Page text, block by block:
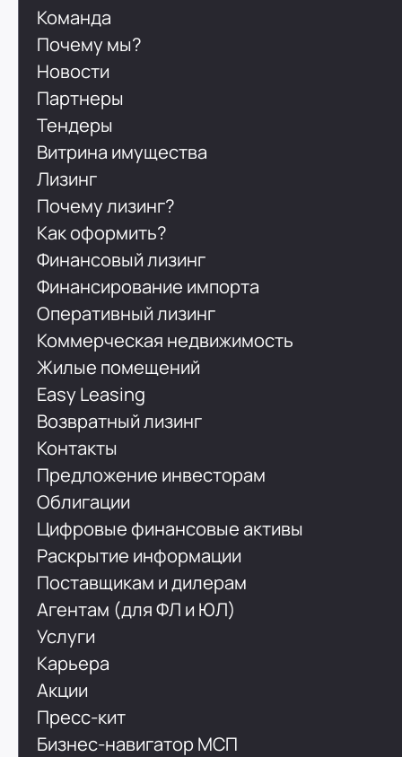
Команда
Почему мы?
Новости
Партнеры
Тендеры
Витрина имущества
Лизинг
Почему лизинг?
Как оформить?
Финансовый лизинг
Финансирование импорта
Оперативный лизинг
Коммерческая недвижимость
Жилые помещений
Easy Leasing
Возвратный лизинг
Контакты
Предложение инвесторам
Облигации
Цифровые финансовые активы
Раскрытие информации
Поставщикам и дилерам
Агентам (для ФЛ и ЮЛ)
Услуги
Карьера
Акции
Пресс-кит
Бизнес-навигатор МСП